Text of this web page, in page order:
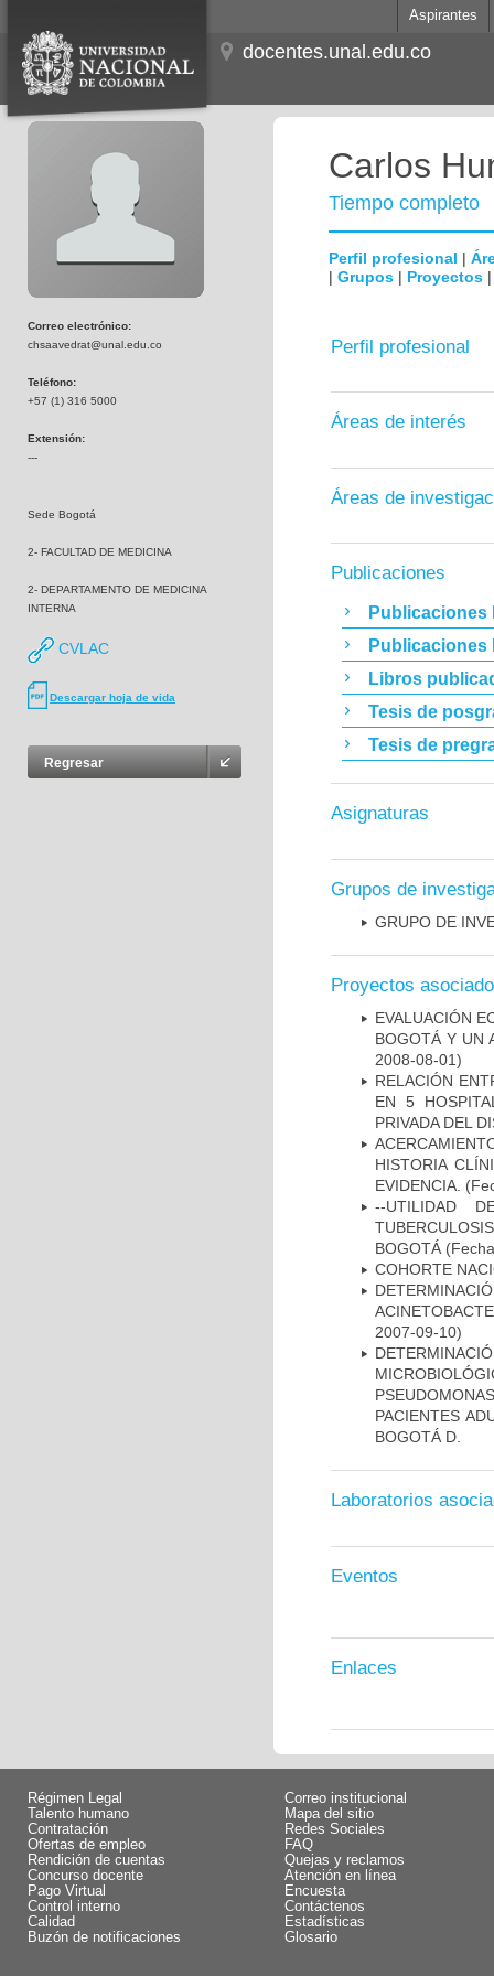
Aspirantes
docentes.unal.edu.co
Correo electrónico:
chsaavedrat@unal.edu.co
Teléfono:
+57 (1) 316 5000
Extensión:
---
Sede Bogotá
2- FACULTAD DE MEDICINA
2- DEPARTAMENTO DE MEDICINA
INTERNA
CVLAC
Descargar hoja de vida
Regresar
Carlos
Tiempo completo
Perfil profesional |
| Grupos | Proyectos
Perfil profesional
Áreas de interés
Áreas de
Publicaciones
Publicaciones
Publicaciones
Libros
Tesis de
Tesis de
Asignaturas
Grupos de
GRUPO DE
Proyectos
EVALUACIÓN
BOGOTÁ Y UN
2008-08-01)
RELACIÓN
EN 5
PRIVADA DEL
HISTORIA
EVIDENCIA.
--UTILIDAD
BOGOTÁ
COHORTE
2007-09-10)
PACIENTES
BOGOTÁ D.
Laboratorios
Eventos
Enlaces
Régimen Legal
Talento humano
Contratación
Ofertas de empleo
Rendición de cuentas
Concurso docente
Pago Virtual
Control interno
Calidad
Buzón de notificaciones
Correo institucional
Mapa del sitio
Redes Sociales
FAQ
Quejas y reclamos
Atención en línea
Encuesta
Contáctenos
Estadísticas
Glosario